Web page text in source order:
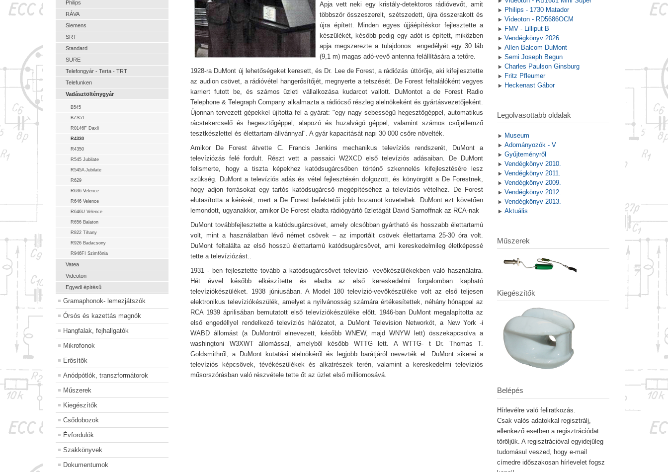
Philips
RÁVA
Siemens
SRT
Standard
SURE
Telefongyár - Terta - TRT
Telefunken
Vadásztölténygyár
B545
BZS51
R0146F Daxli
R4330
R4350
R545 Jubilate
R545A Jubilate
R629
R636 Velence
R646 Velence
R646U Velence
R656 Balaton
R822 Tihany
R926 Badacsony
R946FI Szimfónia
Vatea
Videoton
Egyedi építésű
Gramaphonok- lemezjátszók
Órsós és kazettás magnók
Hangfalak, fejhallgatók
Mikrofonok
Erősítők
Anódpótlók, transzformátorok
Műszerek
Kiegészítők
Csődobozok
Évfordulók
Szakkönyvek
Dokumentumok
Apja vett neki egy kristály-detektoros rádióvevőt, amit
többször összeszerelt, szétszedett, újra összerakott és
újra épített. Minden egyes újjáépítéskor fejlesztette a
készülékét, később pedig egy adót is épített, miközben
apja megszerezte a tulajdonos engedélyét egy 30 láb
(9,1 m) magas adó-vevő antenna felállítására a tetőre.
1928-ra DuMont új lehetőségeket keresett, és Dr. Lee de Forest, a rádiózás úttörője, aki kifejlesztette
az audion csövet, a rádióvétel hangerősítőjét, megnyerte a tetszését. De Forest feltalálóként vegyes
karriert futott be, és számos üzleti vállalkozása kudarcot vallott. DuMontot a de Forest Radio
Telephone & Telegraph Company alkalmazta a rádiócső részleg alelnökeként és gyártásvezetőjeként.
Újonnan tervezett gépekkel újította fel a gyárat: "egy nagy sebességű hegesztőgéppel, automatikus
rácstekercselő és hegesztőgéppel, alapozó és huzalvágó géppel, valamint számos csőjellemző
tesztkészlettel és élettartam-állvánnyal". A gyár kapacitását napi 30 000 csőre növelték.
Amikor De Forest átvette C. Francis Jenkins mechanikus televíziós rendszerét, DuMont a
televíziózás felé fordult. Részt vett a passaici W2XCD első televíziós adásaiban. De DuMont
felismerte, hogy a tiszta képekhez katódsugárcsőben történő szkennelés kifejlesztésére lesz
szükség. DuMont a televíziós adás és vétel fejlesztésén dolgozott, és könyörgött a De Forestnek,
hogy adjon forrásokat egy tartós katódsugárcső megépítéséhez a televíziós vételhez. De Forest
elutasította a kérését, mert a De Forest befektetői jobb hozamot követeltek. DuMont ezt követően
lemondott, ugyanakkor, amikor De Forest eladta rádiógyártó üzletágát David Sarnoffnak az RCA-nak
DuMont továbbfejlesztette a katódsugárcsövet, amely olcsóbban gyártható és hosszabb élettartamú
volt, mint a használatban lévő német csövek – az importált csövek élettartama 25-30 óra volt.
DuMont feltalálta az első hosszú élettartamú katódsugárcsövet, ami kereskedelmileg életképessé
tette a televíziózást..
1931 - ben fejlesztette tovább a katódsugárcsövet televízió- vevőkészülékekben való használatra.
Hét évvel később elkészítette és eladta az első kereskedelmi forgalomban kapható
televíziókészüléket. 1938 júniusában. A Model 180 televízió-vevőkészüléke volt az első teljesen
elektronikus televíziókészülék, amelyet a nyilvánosság számára értékesítettek, néhány hónappal az
RCA 1939 áprilisában bemutatott első televíziókészüléke előtt. 1946-ban DuMont megalapította az
első engedéllyel rendelkező televíziós hálózatot, a DuMont Television Networköt, a New York -i
WABD állomást (a DuMontról elnevezett, később WNEW, majd WNYW lett) összekapcsolva a
washingtoni W3XWT állomással, amelyből később WTTG lett. A WTTG- t Dr. Thomas T.
Goldsmithről, a DuMont kutatási alelnökéről és legjobb barátjáról nevezték el. DuMont sikerei a
televíziós képcsövek, tévékészülékek és alkatrészek terén, valamint a kereskedelmi televíziós
műsorszórásban való részvétele tette őt az üzlet első milliomosává.
Philips - 1730 Matador
Videoton - RD5686OCM
FMV - Lilliput B
Vendégkönyv 2026.
Allen Balcom DuMont
Semi Joseph Begun
Charles Paulson Ginsburg
Fritz Pfleumer
Heckenast Gábor
Legolvasottabb oldalak
Museum
Adományozók - V
Gyűjteményről
Vendégkönyv 2010.
Vendégkönyv 2011.
Vendégkönyv 2009.
Vendégkönyv 2012.
Vendégkönyv 2013.
Aktuális
Műszerek
Kiegészítők
Belépés
Hírlevélre való feliratkozás.
Csak valós adatokkal regisztrálj,
ellenkező esetben a regisztrációdat
töröljük. A regisztrációval egyidejűleg
tudomásul veszed, hogy e-mail
címedre időszakosan hírlevelet fogsz